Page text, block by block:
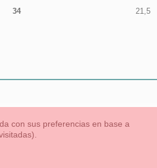
34
21,5
ULTIMAS TALLAS
con sus preferencias en base a